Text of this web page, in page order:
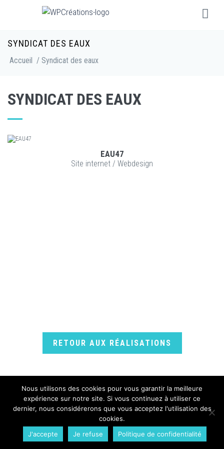
SYNDICAT DES EAUX
Accueil / Syndicat des eaux
SYNDICAT DES EAUX
VOIR LE PROJET
EAU47
Site internet / Webdesign
RETOUR AUX RÉALISATIONS
WPCréations 2026 © - Tous droits réservés.
Plan du site
Mentions légales Politique de confidentialité
Nous utilisons des cookies pour vous garantir la meilleure
expérience sur notre site. Si vous continuez à utiliser ce
dernier, nous considérerons que vous acceptez l'utilisation des
cookies.
J'accepte
Je refuse Politique de confidentialité